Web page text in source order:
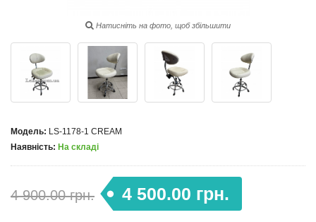
Натисніть на фото, щоб збільшити
Модель: LS-1178-1 CREAM
Наявність: На складі
4 900.00 грн. 4 500.00 грн.